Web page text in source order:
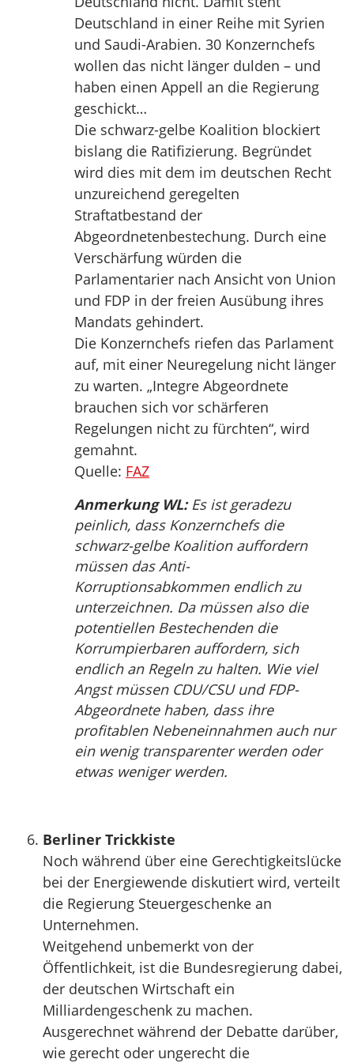
Deutschland in einer Reihe mit Syrien
und Saudi-Arabien. 30 Konzernchefs
wollen das nicht länger dulden – und
haben einen Appell an die Regierung
geschickt…
Die schwarz-gelbe Koalition blockiert
bislang die Ratifizierung. Begründet
wird dies mit dem im deutschen Recht
unzureichend geregelten
Straftatbestand der
Abgeordnetenbestechung. Durch eine
Verschärfung würden die
Parlamentarier nach Ansicht von Union
und FDP in der freien Ausübung ihres
Mandats gehindert.
Die Konzernchefs riefen das Parlament
auf, mit einer Neuregelung nicht länger
zu warten. „Integre Abgeordnete
brauchen sich vor schärferen
Regelungen nicht zu fürchten“, wird
gemahnt.
Quelle: FAZ
Anmerkung WL:Es ist geradezu
peinlich, dass Konzernchefs die
schwarz-gelbe Koalition auffordern
müssen das Anti-
Korruptionsabkommen endlich zu
unterzeichnen. Da müssen also die
potentiellen Bestechenden die
Korrumpierbaren auffordern, sich
endlich an Regeln zu halten. Wie viel
Angst müssen CDU/CSU und FDP-
Abgeordnete haben, dass ihre
profitablen Nebeneinnahmen auch nur
ein wenig transparenter werden oder
etwas weniger werden.
Berliner Trickkiste
Noch während über eine Gerechtigkeitslücke
bei der Energiewende diskutiert wird, verteilt
die Regierung Steuergeschenke an
Unternehmen.
Weitgehend unbemerkt von der
Öffentlichkeit, ist die Bundesregierung dabei,
der deutschen Wirtschaft ein
Milliardengeschenk zu machen.
Ausgerechnet während der Debatte darüber,
wie gerecht oder ungerecht die